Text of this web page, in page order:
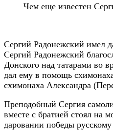
Чем еще известен
Сергий Радонежский имел
Сергий Радонежский
Донского над татарами во
дал ему в помощь
схимонаха Александра
Преподобный Сергия
вместе с братией стоял на
даровании победы русскому